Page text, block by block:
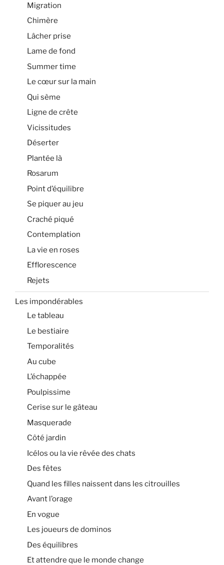
Migration
Chimère
Lâcher prise
Lame de fond
Summer time
Le cœur sur la main
Qui sème
Ligne de crête
Vicissitudes
Déserter
Plantée là
Rosarum
Point d’équilibre
Se piquer au jeu
Craché piqué
Contemplation
La vie en roses
Efflorescence
Rejets
Les impondérables
Le tableau
Le bestiaire
Temporalités
Au cube
L’échappée
Poulpissime
Cerise sur le gâteau
Masquerade
Côté jardin
Icélos ou la vie rêvée des chats
Des fêtes
Quand les filles naissent dans les citrouilles
Avant l’orage
En vogue
Les joueurs de dominos
Des équilibres
Et attendre que le monde change